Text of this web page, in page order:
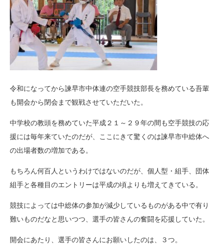
令和になってから諫早市中体連の空手競技部長を務めている吾輩
も開会から閉会まで観戦させていただいた。
中学校の教頭を務めていた平成２１～２９年の間も空手競技の応
援には毎年来ていたのだが、ここにきて驚くのは諫早市中総体へ
の出場者数の増加である。
もちろん何百人というわけではないのだが、個人型・組手、団体
組手と各種目のエントリーは平成の頃よりも増えてきている。
競技によっては中総体の参加が減少しているものがある中で有り
難いものだなと思いつつ、選手の皆さんの奮闘を応援していた。
開会にあたり、選手の皆さんにお願いしたのは、３つ。